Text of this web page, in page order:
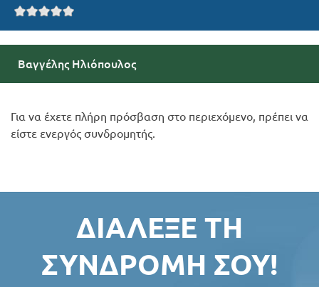
Βαγγέλης Ηλιόπουλος
Για να έχετε πλήρη πρόσβαση στο περιεχόμενο, πρέπει να
είστε ενεργός συνδρομητής.
ΔΙΆΛΕΞΕ ΤΗ
ΣΥΝΔΡΟΜΉ ΣΟΥ!